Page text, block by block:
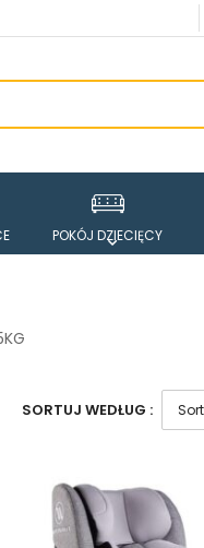
POKÓJ DZIECIĘCY
SORTUJ WEDŁUG :